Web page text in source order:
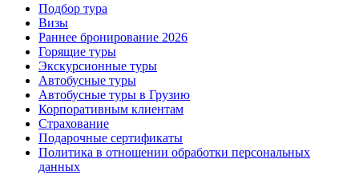
Подбор тура
Визы
Раннее бронирование 2026
Горящие туры
Экскурсионные туры
Автобусные туры
Автобусные туры в Грузию
Корпоративным клиентам
Страхование
Подарочные сертификаты
Политика в отношении обработки персональных
данных